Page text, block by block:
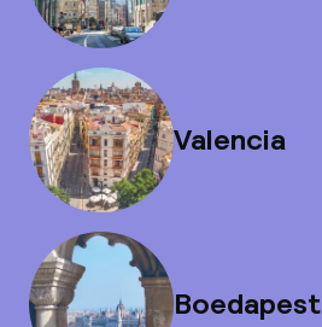
Valencia
Boedapest